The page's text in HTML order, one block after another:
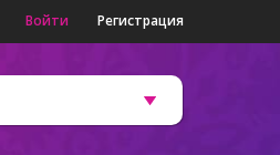
Войти Регистрация